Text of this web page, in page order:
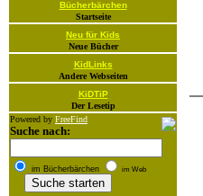
Bücherbärchen
Startseite
Neu für Kids
Neue Bücher
KidLinks
Andere Webseiten
KiDTiP
Der Lesetip
Powered by FreeFind
Suche nach:
im Bücherbärchen im Web